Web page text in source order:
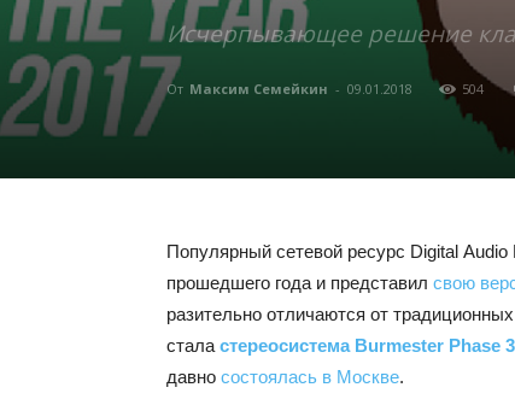
Исчерпывающее решение
От Максим Семейкин - 09.01.2018 504
Популярный сетевой ресурс Digital
прошедшего года и представил свою
разительно отличаются от
стала стереосистема Burmester Phase 3
давно состоялась в Москве.